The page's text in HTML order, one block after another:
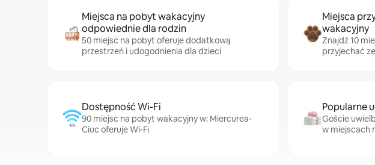
Miejsca na pobyt wakacyjny
odpowiednie dla rodzin
50 miejsc na pobyt oferuje dodatkową
przestrzeń i udogodnienia dla dzieci
Miejsca
wakacyjny
Znajdź 10
przyjechać
Dostępność Wi-Fi
90 miejsc na pobyt wakacyjny w: Miercurea-
Ciuc oferuje Wi-Fi
Popularne
Goście
w miejscach